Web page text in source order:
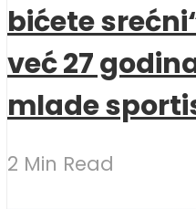
bićete
već 27
mlade
2 Min Read